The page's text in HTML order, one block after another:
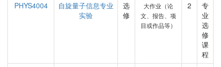
PHYS4004
自旋量子信息专业
实验
选
修
大作业（论
文、报告、项
目或作品等）
2
专
业
选
修
课
程